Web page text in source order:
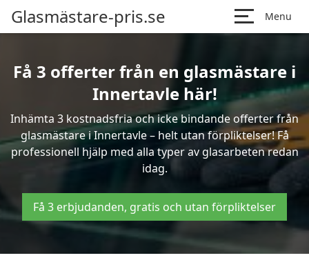
Glasmästare-pris.se Menu
Få 3 offerter från en glasmästare i
Innertavle här!
Inhämta 3 kostnadsfria och icke bindande offerter från
glasmästare i Innertavle – helt utan förpliktelser! Få
professionell hjälp med alla typer av glasarbeten redan
idag.
Få 3 erbjudanden, gratis och utan förpliktelser